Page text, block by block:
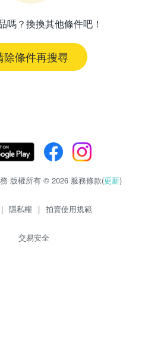
嗎？換換其他條件吧！
除條件再搜尋
版權所有 © 2026 服務條款(更新)
| 隱私權 | 拍賣使用規範
交易安全